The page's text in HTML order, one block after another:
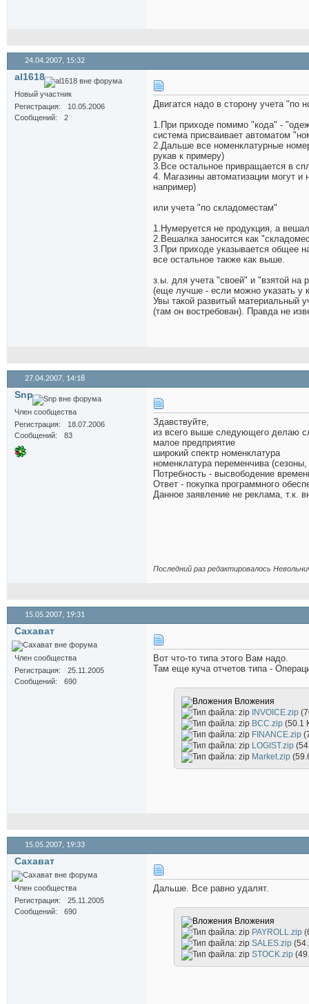
24.04.2007, 15:32
al1618
Новый участник
Регистрация
10.05.2006
Сообщений
2
Двигатся надо в сторону учета "по
1.При приходе помимо "кода" -
система присваивает автоматом
2.Дальше все номенклатурные
рукав к примеру)
3.Все остальное привращается в
4. Магазины автоматизации могут и
например)
или учета "по складоместам"
1.Нумеруется не продукция, а
2.Вешалка заносится как
3.При приходе указывается общее
все остальное также как выше.
з.ы. для учета "своей" и "взятой на
(еще лучше - если можно указать у
Увы такой развитый материальный
(там он востребован). Правда не
27.04.2007, 14:18
Snp
Член сообщества
Регистрация
18.07.2006
Сообщений
83
Здавствуйте,
из всего выше следующего делаю
малое предприятие
широкий спектр номенклатура
номенклатура переменчива
Потребность - высвободение
Ответ - покупка программного
Данное заявление не реклама, т.к.
Последний раз редактировалось
15.05.2007, 19:31
Сахават
Член сообщества
Регистрация
25.11.2005
Сообщений
690
Вот что-то типа этого Вам надо.
Там еще куча отчетов типа -
Вложения
INVOICE.zip
BCC.zip (50.1
FINANCE.zip
LOGIST.zip
Market.zip
15.05.2007, 19:33
Сахават
Член сообщества
Регистрация
25.11.2005
Сообщений
690
Дальше. Все равно удалят.
Вложения
PAYROLL.zip
SALES.zip
STOCK.zip